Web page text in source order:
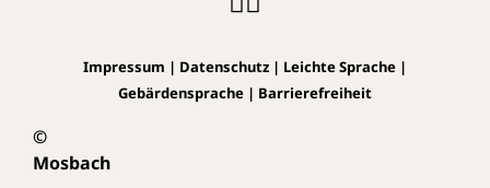
©
Mosbach
Impressum | Datenschutz | Leichte Sprache |
Gebärdensprache | Barrierefreiheit